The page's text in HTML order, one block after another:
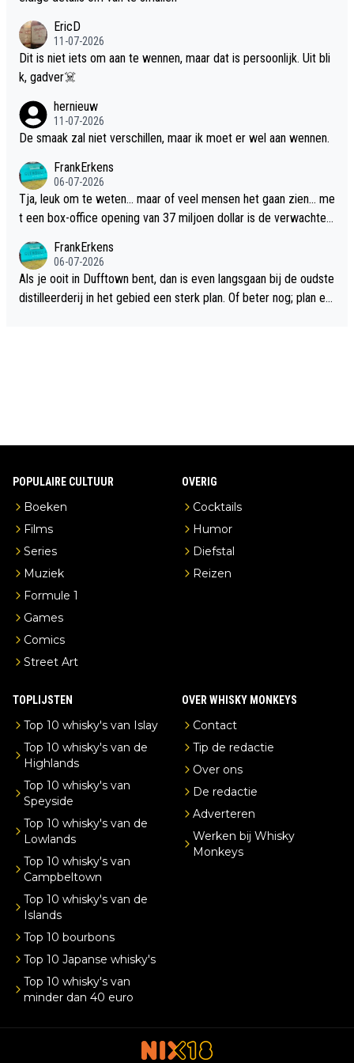
EricD
11-07-2026
Dit is niet iets om aan te wennen, maar dat is persoonlijk. Uit bli
k, gadver☠️
hernieuw
11-07-2026
De smaak zal niet verschillen, maar ik moet er wel aan wennen.
FrankErkens
06-07-2026
Tja, leuk om te weten... maar of veel mensen het gaan zien... me
t een box-office opening van 37 miljoen dollar is de verwachte
FrankErkens
06-07-2026
Als je ooit in Dufftown bent, dan is even langsgaan bij de oudste
distilleerderij in het gebied een sterk plan. Of beter nog; plan ee
POPULAIRE CULTUUR
Boeken
Films
Series
Muziek
Formule 1
Games
Comics
Street Art
OVERIG
Cocktails
Humor
Diefstal
Reizen
TOPLIJSTEN
Top 10 whisky's van Islay
Top 10 whisky's van de
Highlands
Top 10 whisky's van
Speyside
Top 10 whisky's van de
Lowlands
Top 10 whisky's van
Campbeltown
Top 10 whisky's van de
Islands
Top 10 bourbons
Top 10 Japanse whisky's
Top 10 whisky's van
minder dan 40 euro
OVER WHISKY MONKEYS
Contact
Tip de redactie
Over ons
De redactie
Adverteren
Werken bij Whisky
Monkeys